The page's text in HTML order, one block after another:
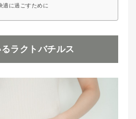
適に過ごすために
ラクトバチルス